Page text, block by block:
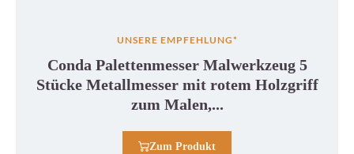
UNSERE EMPFEHLUNG*
Conda Palettenmesser Malwerkzeug 5
Stücke Metallmesser mit rotem Holzgriff
zum Malen,...
Zum Produkt